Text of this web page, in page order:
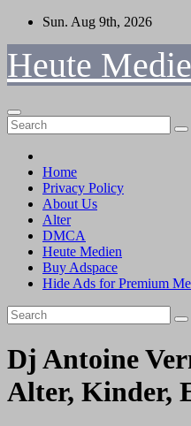
Skip
content
Sun. Aug 9th, 2026
Heute
Home
Privacy Policy
About Us
Alter
DMCA
Heute Medien
Buy Adspace
Hide Ads for Premium
Dj Antoine
Alter, Kinder,